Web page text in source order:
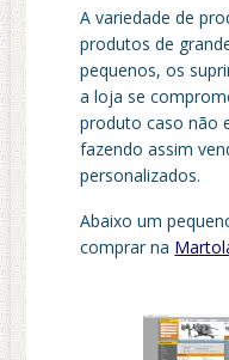
A variedade de
produtos de
pequenos, os
a loja se
produto caso não
fazendo assim
personalizados.
Abaixo um
comprar na